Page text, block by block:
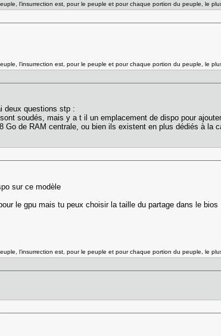
l’insurrection est, pour le peuple et pour chaque portion du peuple, le
l’insurrection est, pour le peuple et pour chaque portion du peuple, le
deux questions stp :
soudés, mais y a t il un emplacement de dispo pour
Go de RAM centrale, ou bien ils existent en plus dédiés à la
sur ce modèle
le gpu mais tu peux choisir la taille du partage dans le bios
l’insurrection est, pour le peuple et pour chaque portion du peuple, le